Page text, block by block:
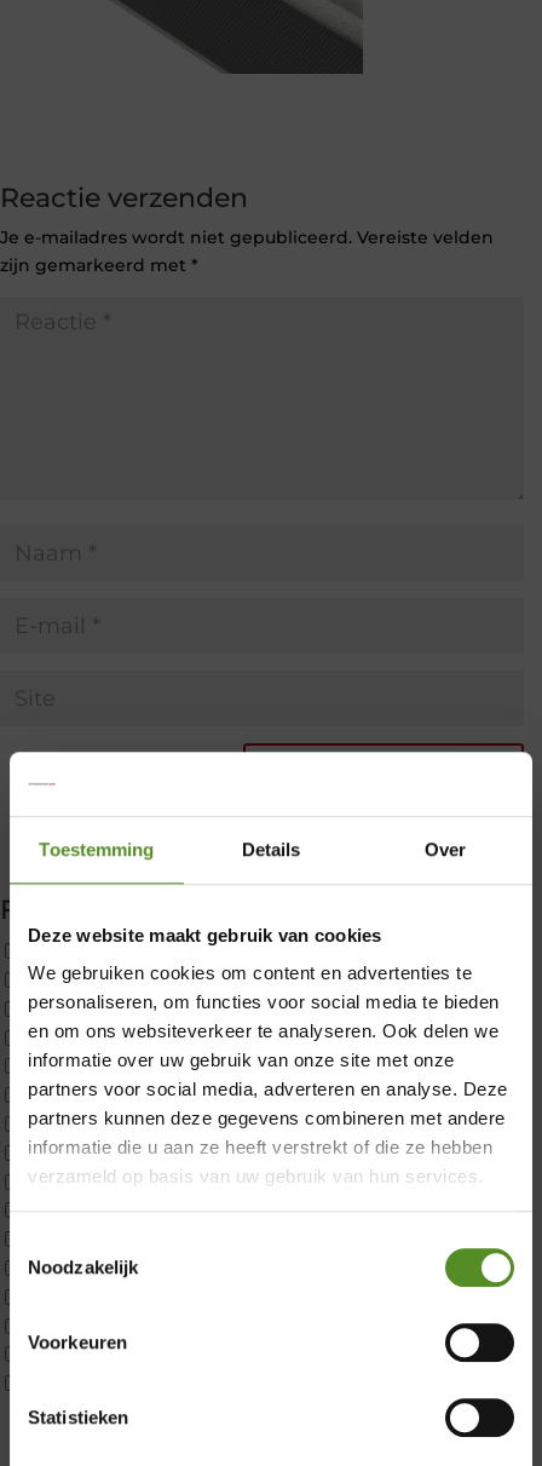
Toestemming Details Over
Deze website maakt gebruik van cookies
We gebruiken cookies om content en advertenties te
personaliseren, om functies voor social media te bieden
en om ons websiteverkeer te analyseren. Ook delen we
informatie over uw gebruik van onze site met onze
partners voor social media, adverteren en analyse. Deze
partners kunnen deze gegevens combineren met andere
informatie die u aan ze heeft verstrekt of die ze hebben
verzameld op basis van uw gebruik van hun services.
Toestemmingsselectie
Noodzakelijk
Voorkeuren
Statistieken
Reactie verzenden
Je e-mailadres wordt niet gepubliceerd. Vereiste velden
zijn gemarkeerd met *
Filter producten
2x p650 1pers
Custom
CustomBoxspring
ErkendMatras 1 Pers
ErkendMatras 2 Pers
ErkendMatras twijfelaar product
Matrassen
Matrastopper 10cm
p350 twijfelaar
P650 Twijfelaar
Maatvoering
×